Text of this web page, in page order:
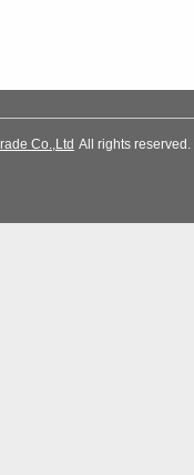
Co.,Ltd All rights